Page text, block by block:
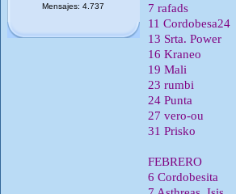
Mensajes: 4.737
7 rafads
11 Cordobesa24
13 Srta. Power
16 Kraneo
19 Mali
23 rumbi
24 Punta
27 vero-ou
31 Prisko
FEBRERO
6 Cordobesita